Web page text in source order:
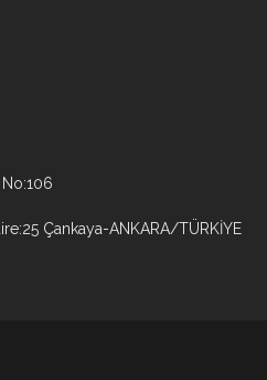
Çankaya-ANKARA/TÜRKİYE